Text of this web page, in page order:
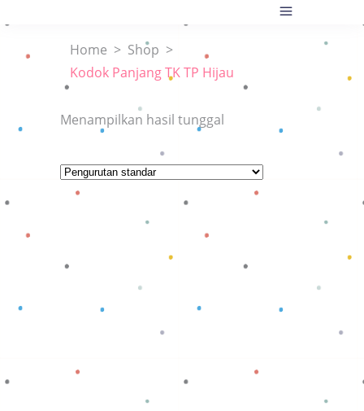
Home > Shop >
Kodok Panjang TK TP Hijau
Menampilkan hasil tunggal
Baca selengkapnya